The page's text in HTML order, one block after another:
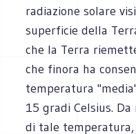
radiazione solare
superficie della
che la Terra
che finora ha
temperatura
15 gradi Celsius.
di tale